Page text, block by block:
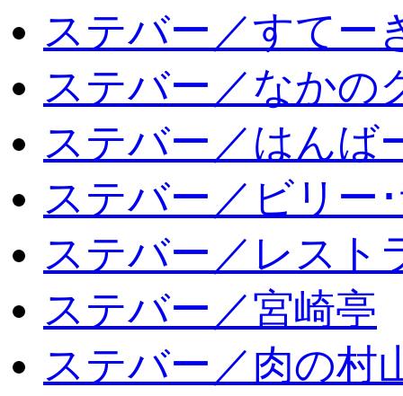
ステバー／すてー
ステバー／なかの
ステバー／はんば
ステバー／ビリー
ステバー／レスト
ステバー／宮崎亭
ステバー／肉の村